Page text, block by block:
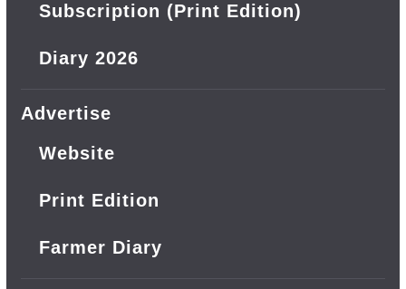
Subscription (Print Edition)
Diary 2026
Advertise
Website
Print Edition
Farmer Diary